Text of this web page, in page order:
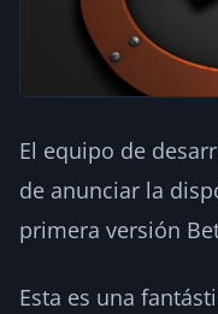
El equipo de
de anunciar la
primera versión
Esta es una